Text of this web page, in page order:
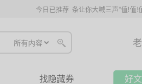
今日已推荐 条让你大喊三声"值!值!
找隐藏券 好